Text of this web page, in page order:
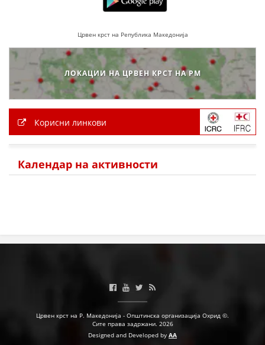
Црвен крст на Република Македонија
ЛОКАЦИИ НА ЦРВЕН КРСТ НА РМ
Корисни линкови
Календар на активности
Црвен крст на Р. Македонија - Општинска организација Охрид ©.
Сите права задржани. 2026
Designed and Developed by AA